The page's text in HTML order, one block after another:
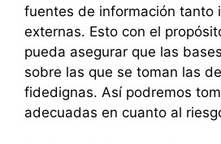
fuentes de información tanto
externas. Esto con el
pueda asegurar que las
sobre las que se toman las
fidedignas. Así podremos
adecuadas en cuanto al